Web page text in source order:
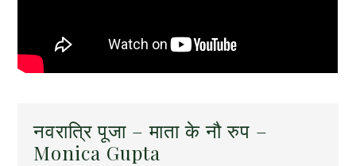
नवरात्रि पूजा – माता के नौ रुप –
Monica Gupta